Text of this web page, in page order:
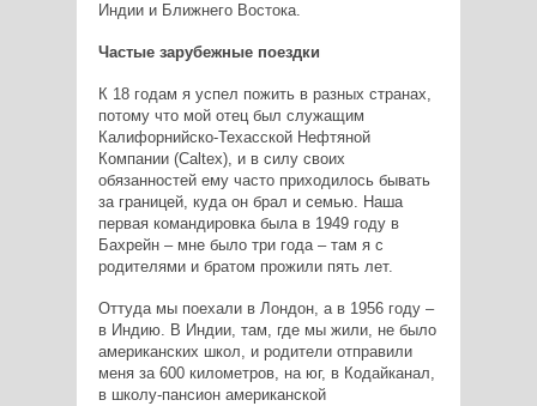
Индии и Ближнего Востока.
Частые зарубежные поездки
К 18 годам я успел пожить в разных странах,
потому что мой отец был служащим
Калифорнийско-Техасской Нефтяной
Компании (Caltex), и в силу своих
обязанностей ему часто приходилось бывать
за границей, куда он брал и семью. Наша
первая командировка была в 1949 году в
Бахрейн – мне было три года – там я с
родителями и братом прожили пять лет.
Оттуда мы поехали в Лондон, а в 1956 году –
в Индию. В Индии, там, где мы жили, не было
американских школ, и родители отправили
меня за 600 километров, на юг, в Кодайканал,
в школу-пансион американской